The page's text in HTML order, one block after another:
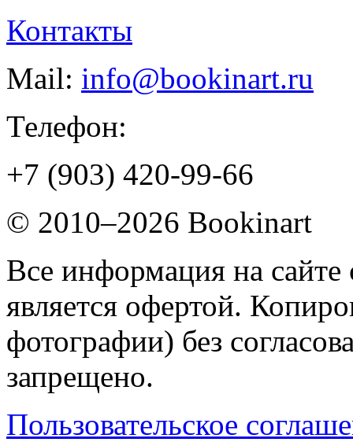
Контакты
Mail: info@bookinart.ru
Телефон:
+7 (903) 420-99-66
© 2010–2026 Bookinart
Все информация на
является офертой.
фотографии) без
запрещено.
Пользовательское